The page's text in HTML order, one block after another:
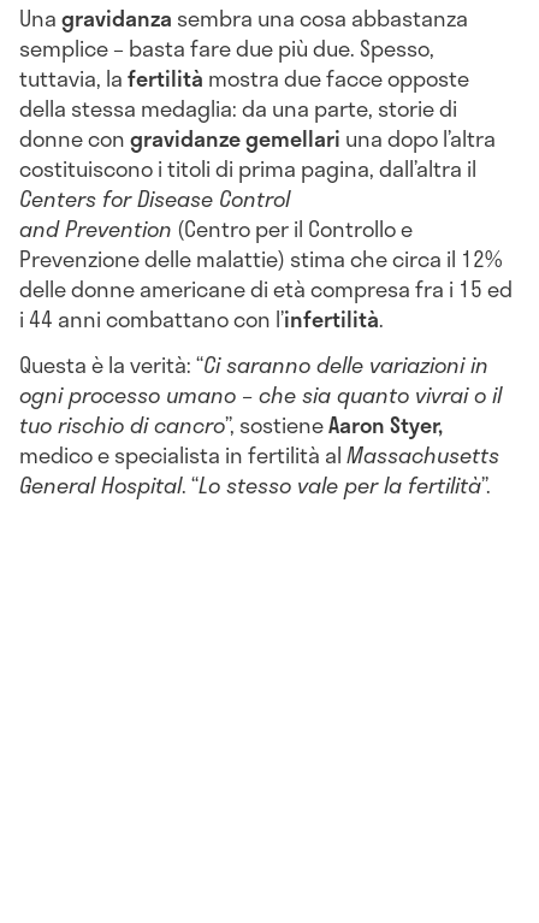
Unagravidanza sembra una cosa abbastanza
semplice – basta fare due più due. Spesso,
tuttavia, lafertilità mostra due facce opposte
della stessa medaglia: da una parte, storie di
donne congravidanze gemellari una dopo l’altra
costituiscono i titoli di prima pagina, dall’altra il
Centers for Disease Control
andPrevention (Centro per il Controllo e
Prevenzione delle malattie) stima che circa il 12%
delle donne americane di età compresa fra i 15 ed
i 44 anni combattano con l’infertilità.
Questa è la verità: “Ci saranno delle variazioni in
ogni processo umano – che sia quanto vivrai o il
tuo rischio di cancro”, sostieneAaron Styer,
medico e specialista in fertilità alMassachusetts
General Hospital. “Lo stesso vale per la fertilità”.